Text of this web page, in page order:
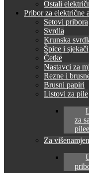
Ostali
Pribor za električne
Setovi pribora
Svrdla
Krunska
Špice i sjekači
Četke
Nastavci za
Rezne i
Brusni papiri
Listovi za pile
za
pilee
Za